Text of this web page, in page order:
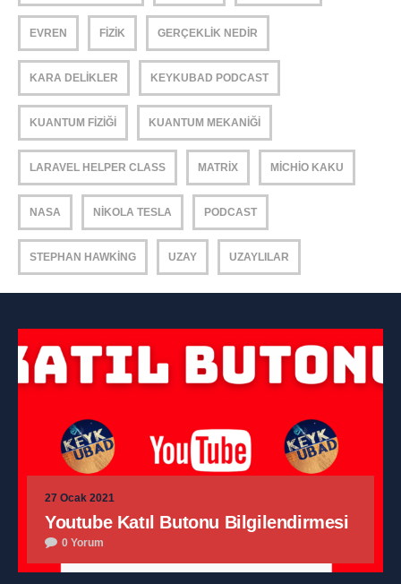
EVREN FIZIK GERÇEKLIK NEDIR
KARA DELIKLER KEYKUBAD PODCAST
KUANTUM FIZIĞI KUANTUM MEKANIĞI
LARAVEL HELPER CLASS MATRIX MICHIO KAKU
NASA NIKOLA TESLA PODCAST
STEPHAN HAWKING UZAY UZAYLILAR
27 Ocak 2021
Youtube Katıl Butonu Bilgilendirmesi
0 Yorum